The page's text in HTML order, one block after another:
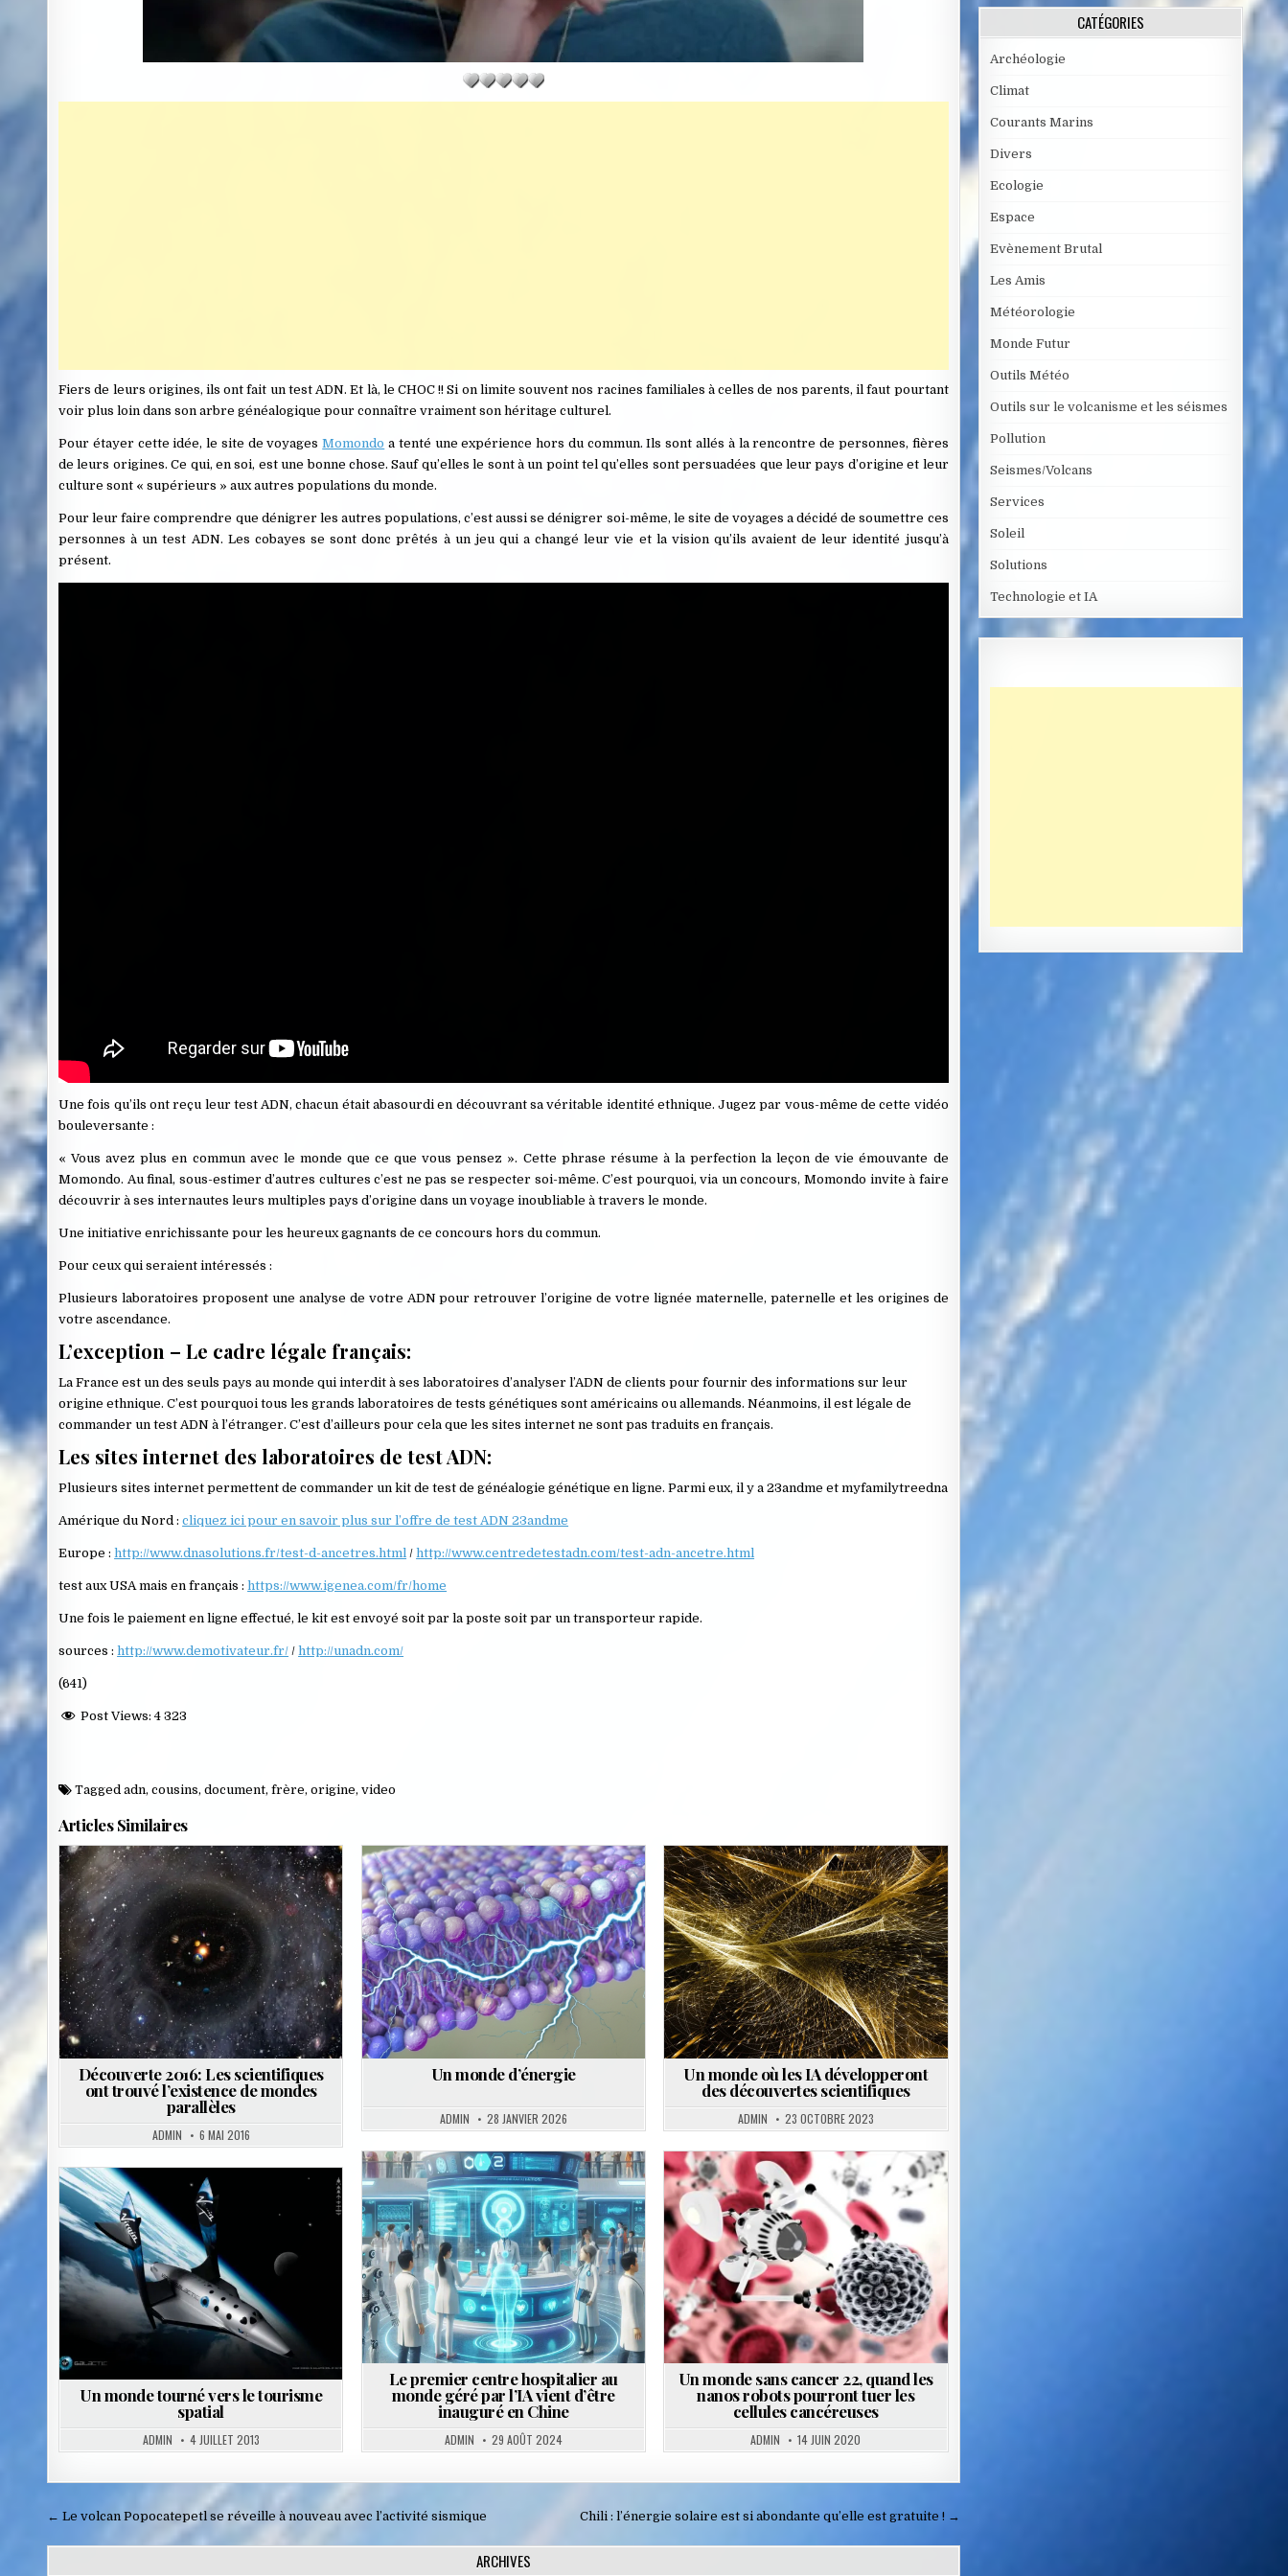
Fiers de leurs origines, ils ont fait un test ADN. Et là, le CHOC !! Si on limite souvent nos racines familiales à celles de nos parents, il faut pourtant
voir plus loin dans son arbre généalogique pour connaître vraiment son héritage culturel.
Pour étayer cette idée, le site de voyagesMomondo a tenté une expérience hors du commun. Ils sont allés à la rencontre de personnes, fières
de leurs origines. Ce qui, en soi, est une bonne chose. Sauf qu’elles le sont à un point tel qu’elles sont persuadées que leur pays d’origine et leur
culture sont « supérieurs » aux autres populations du monde.
Pour leur faire comprendre que dénigrer les autres populations, c’est aussi se dénigrer soi-même, le site de voyages a décidé de soumettre ces
personnes à un test ADN. Les cobayes se sont donc prêtés à un jeu qui a changé leur vie et la vision qu’ils avaient de leur identité jusqu’à
présent.
Une fois qu’ils ont reçu leur test ADN, chacun était abasourdi en découvrant sa véritable identité ethnique. Jugez par vous-même de cette vidéo
bouleversante :
« Vous avez plus en commun avec le monde que ce que vous pensez ». Cette phrase résume à la perfection la leçon de vie émouvante de
Momondo. Au final, sous-estimer d’autres cultures c’est ne pas se respecter soi-même. C’est pourquoi, via un concours, Momondo invite à faire
découvrir à ses internautes leurs multiples pays d’origine dans un voyage inoubliable à travers le monde.
Une initiative enrichissante pour les heureux gagnants de ce concours hors du commun.
Pour ceux qui seraient intéressés :
Plusieurs laboratoires proposent une analyse de votre ADN pour retrouver l’origine de votre lignée maternelle, paternelle et les origines de
votre ascendance.
L’exception – Le cadre légale français:
La France est un des seuls pays au monde qui interdit à ses laboratoires d’analyser l’ADN de clients pour fournir des informations sur leur
origine ethnique. C’est pourquoi tous les grands laboratoires de tests génétiques sont américains ou allemands. Néanmoins, il est légale de
commander un test ADN à l’étranger. C’est d’ailleurs pour cela que les sites internet ne sont pas traduits en français.
Les sites internet des laboratoires de test ADN:
Plusieurs sites internet permettent de commander un kit de test de généalogie génétique en ligne. Parmi eux, il y a 23andme et myfamilytreedna
Amérique du Nord :cliquez ici pour en savoir plus sur l’offre de test ADN 23andme
Europe :http://www.dnasolutions.fr/test-d-ancetres.html /http://www.centredetestadn.com/test-adn-ancetre.html
test aux USA mais en français :https://www.igenea.com/fr/home
Une fois le paiement en ligne effectué, le kit est envoyé soit par la poste soit par un transporteur rapide.
sources :http://www.demotivateur.fr/ /http://unadn.com/
(641)
Post Views: 4 323
Taggedadn,cousins,document,frère,origine,video
Articles Similaires
Posted
in
Découverte 2016: Les scientifiques
ont trouvé l’existence de mondes
parallèles
ADMIN 6 MAI 2016
Posted
in
Un monde d’énergie
ADMIN 28 JANVIER 2026
Posted
in
Un monde où les IA développeront
des découvertes scientifiques
ADMIN 23 OCTOBRE 2023
Posted
in
Le premier centre hospitalier au
monde géré par l’IA vient d’être
inauguré en Chine
ADMIN 29 AOÛT 2024
Posted
in
Un monde sans cancer 22, quand les
nanos robots pourront tuer les
cellules cancéreuses
ADMIN 14 JUIN 2020
Posted
in
Un monde tourné vers le tourisme
spatial
ADMIN 4 JUILLET 2013
Navigation
de
← Le volcan Popocatepetl se réveille à nouveau avec l’activité sismique Chili : l’énergie solaire est si abondante qu’elle est gratuite ! →
ARCHIVES
CATÉGORIES
Archéologie
Climat
Courants Marins
Divers
Ecologie
Espace
Evènement Brutal
Les Amis
Météorologie
Monde Futur
Outils Météo
Outils sur le volcanisme et les séismes
Pollution
Seismes/Volcans
Services
Soleil
Solutions
Technologie et IA